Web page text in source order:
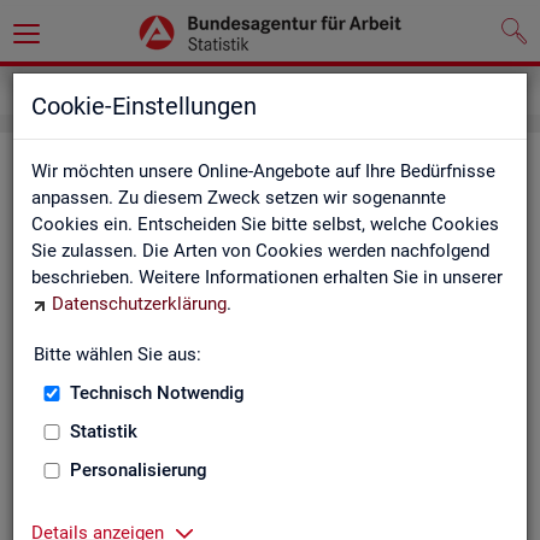
Cookie-Einstellungen
Wir möchten unsere Online-Angebote auf Ihre Bedürfnisse
anpassen. Zu diesem Zweck setzen wir sogenannte
Cookies ein. Entscheiden Sie bitte selbst, welche Cookies
Sie zulassen. Die Arten von Cookies werden nachfolgend
beschrieben. Weitere Informationen erhalten Sie in unserer
Datenschutzerklärung.
Bitte wählen Sie aus:
Technisch Notwendig
Statistik
Personalisierung
Details anzeigen
Kon­takt
Nut­zen Sie die Mög­lich­keit mit uns in Kon­takt zu tre­ten!
Sie haben Fra­gen zum An­ge­bot?
Sie be­nö­ti­gen auf Ihre Fra­ge­stel­lung zu­ge­schnit­te­ne Son­der­
Ihr Sta­tis­tik-Ser­vice hilft Ihnen wei­ter!
Zen­tra­ler Sta­tis­tik-Ser­vice